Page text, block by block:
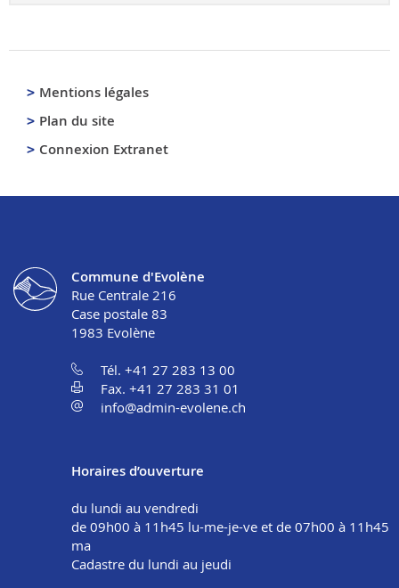
Mentions légales
Plan du site
Connexion Extranet
Commune d'Evolène
Rue Centrale 216
Case postale 83
1983 Evolène
Tél. +41 27 283 13 00
Fax. +41 27 283 31 01
info@admin-evolene.ch
Horaires d’ouverture
du lundi au vendredi
de 09h00 à 11h45 lu-me-je-ve et de 07h00 à 11h45
ma
Cadastre du lundi au jeudi